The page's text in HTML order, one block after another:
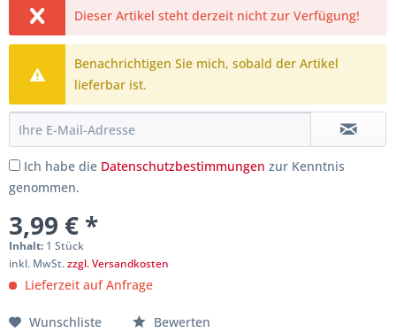
Dieser Artikel steht derzeit nicht zur Verfügung!
Benachrichtigen Sie mich, sobald der Artikel
lieferbar ist.
Ich habe die Datenschutzbestimmungen zur Kenntnis
genommen.
3,99 € *
Inhalt: 1 Stück
inkl. MwSt.zzgl. Versandkosten
Lieferzeit auf Anfrage
Wunschliste Bewerten